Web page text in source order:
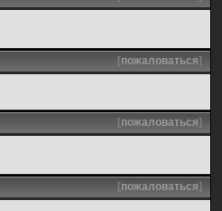
[пожаловаться]
[пожаловаться]
[пожаловаться]